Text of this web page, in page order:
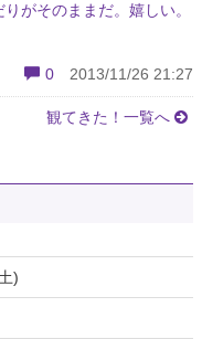
がそのままだ。嬉しい。
0 2013/11/26 21:27
観てきた！一覧へ
)